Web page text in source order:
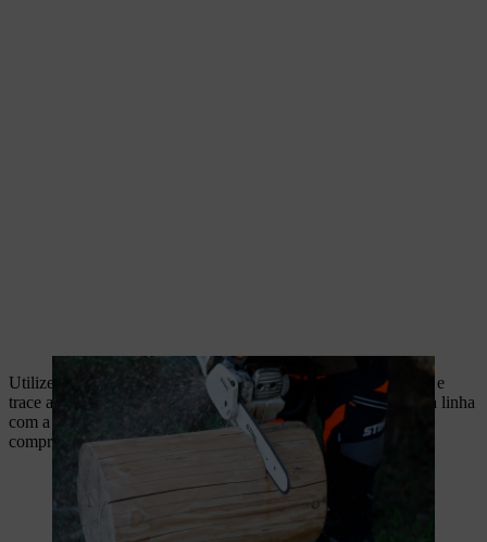
Utilize uma régua para achar o centro do toro nas faces planas e
trace a linha ao longo de um lado comprido. Corte ao longo da linha
com a motosserra para dividir o tronco a meio no sentido do
comprimento.